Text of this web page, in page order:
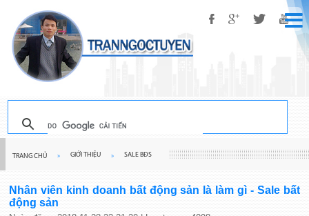
TRANG CHỦ » GIỚI THIỆU » SALE BĐS
Nhân viên kinh doanh bất động sản là làm gì - Sale bất
động sản